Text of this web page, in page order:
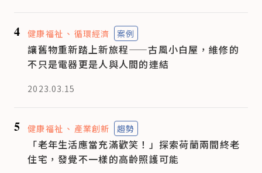
4 健康福祉 循環經濟 案例
讓舊物重新踏上新旅程——古風小白屋，維修的
不只是電器更是人與人間的連結
2023.03.15
5 健康福祉 產業創新 趨勢
「老年生活應當充滿歡笑！」探索荷蘭兩間終老
住宅，發覺不一樣的高齡照護可能